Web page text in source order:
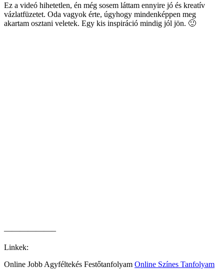
Ez a videó hihetetlen, én még sosem láttam ennyire jó és kreatív
vázlatfüzetet. Oda vagyok érte, úgyhogy mindenképpen meg
akartam osztani veletek. Egy kis inspiráció mindig jól jön. 🙂
——————–
Linkek:
Online Jobb Agyféltekés Festőtanfolyam Online Színes Tanfolyam